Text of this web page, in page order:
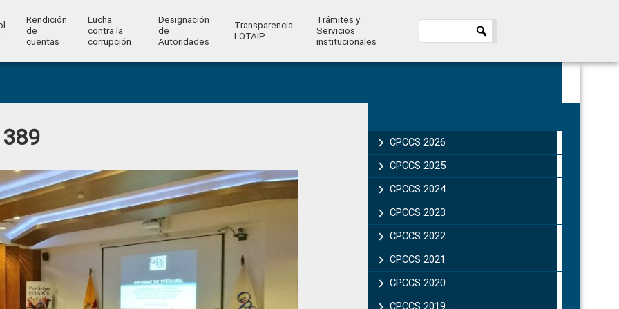
Rendición
de
cuentas
Lucha
contra la
corrupción
Designación
de
Autoridades
Transparencia-
LOTAIP
Trámites y
Servicios
institucionales
389
Sidebar
CPCCS 2026
CPCCS 2025
CPCCS 2024
CPCCS 2023
CPCCS 2022
CPCCS 2021
CPCCS 2020
CPCCS 2019 .